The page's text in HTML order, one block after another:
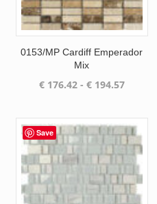
0153/MP Cardiff Emperador
Mix
€176.42 - €194.57
€ 194.57
Save